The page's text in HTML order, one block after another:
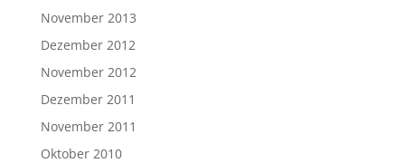
November 2013
Dezember 2012
November 2012
Dezember 2011
November 2011
Oktober 2010